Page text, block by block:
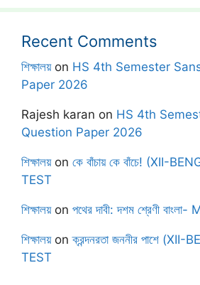
Recent Comments
শিক্ষালয়on HS 4th Semester
Paper 2026
Rajesh karan on HS 4th
Question Paper 2026
শিক্ষালয়on কে বাঁচায় কে বাঁচে! (XII-
TEST
শিক্ষালয়on পথের দাবী: দশম শ্রেণী
শিক্ষালয়onক্রন্দনরতা জননীর পাশে
TEST